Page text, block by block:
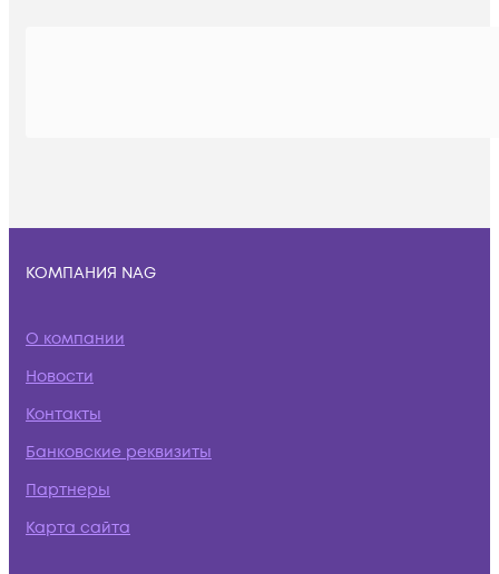
КОМПАНИЯ NAG
О компании
Новости
Контакты
Банковские реквизиты
Партнеры
Карта сайта